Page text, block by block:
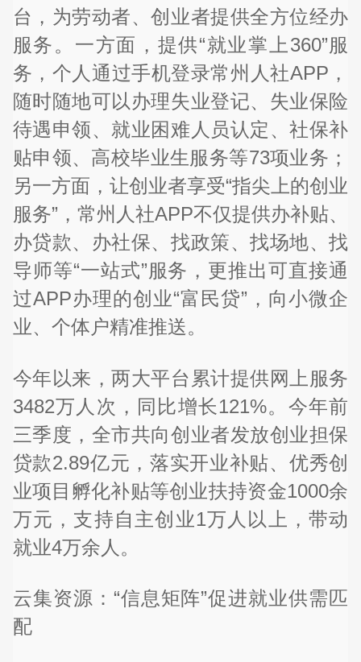
台，为劳动者、创业者提供全方位经办
服务。一方面，提供“就业掌上360”服
务，个人通过手机登录常州人社APP，
随时随地可以办理失业登记、失业保险
待遇申领、就业困难人员认定、社保补
贴申领、高校毕业生服务等73项业务；
另一方面，让创业者享受“指尖上的创业
服务”，常州人社APP不仅提供办补贴、
办贷款、办社保、找政策、找场地、找
导师等“一站式”服务，更推出可直接通
过APP办理的创业“富民贷”，向小微企
业、个体户精准推送。
今年以来，两大平台累计提供网上服务
3482万人次，同比增长121%。今年前
三季度，全市共向创业者发放创业担保
贷款2.89亿元，落实开业补贴、优秀创
业项目孵化补贴等创业扶持资金1000余
万元，支持自主创业1万人以上，带动
就业4万余人。
云集资源：“信息矩阵”促进就业供需匹
配